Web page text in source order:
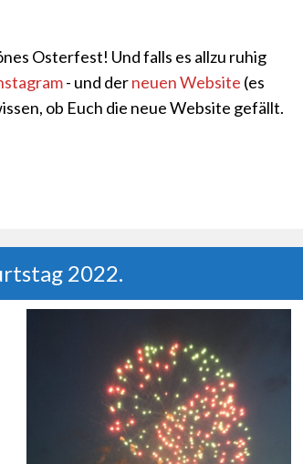
Osterfest! Und falls es allzu ruhig
- und derneuen Website (es
ob Euch die neue Website gefällt.
2022.